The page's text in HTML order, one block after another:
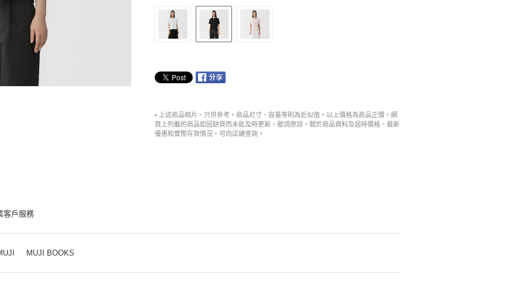
• 上述商品相片、只供參考。商品尺寸、容量等則為近似值。以上價格為商品正價。網
頁上列載的商品如因缺貨而未能及時更新，敬請原諒。關於商品資料及屆時價格、最新
優惠和實際存貨情況，可向店舖查詢。
客戶服務
MUJI BOOKS